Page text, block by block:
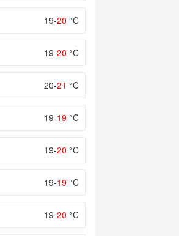
19-20 °C
19-20 °C
20-21 °C
19-19 °C
19-20 °C
19-19 °C
19-20 °C